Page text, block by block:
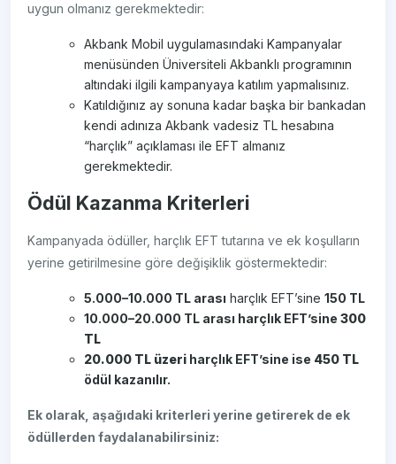
uygun olmanız gerekmektedir:
Akbank Mobil uygulamasındaki Kampanyalar
menüsünden Üniversiteli Akbanklı programının
altındaki ilgili kampanyaya katılım yapmalısınız.
Katıldığınız ay sonuna kadar başka bir bankadan
kendi adınıza Akbank vadesiz TL hesabına
“harçlık” açıklaması ile EFT almanız
gerekmektedir.
Ödül Kazanma Kriterleri
Kampanyada ödüller, harçlık EFT tutarına ve ek koşulların
yerine getirilmesine göre değişiklik göstermektedir:
5.000–10.000 TL arası harçlık EFT’sine150 TL
10.000–20.000 TL arası harçlık EFT’sine300
TL
20.000 TL üzeri harçlık EFT’sine ise 450 TL
ödül kazanılır.
Ek olarak, aşağıdaki kriterleri yerine getirerek de ek
ödüllerden faydalanabilirsiniz: